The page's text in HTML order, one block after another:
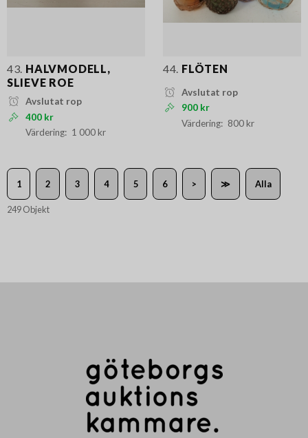
43. HALVMODELL,
SLIEVE ROE
Avslutat rop
400 kr
1 000 kr
44. FLÖTEN
Avslutat rop
900 kr
800 kr
1 2 3 4 5 6 > ≫ Alla
249 Objekt